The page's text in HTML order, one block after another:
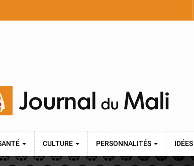
CULTURE PERSONNALITÉS IDÉES